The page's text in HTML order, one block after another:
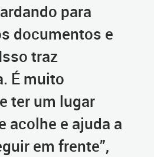
para
documentos e
traz
É muito
ter um lugar
acolhe e ajuda a
em frente”,